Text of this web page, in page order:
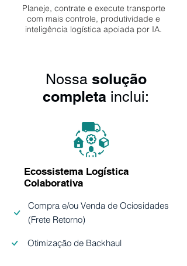
Planeje, contrate e execute transporte
com mais controle, produtividade e
inteligência logística apoiada por IA.
Nossa solução
completa inclui:
Ecossistema Logística
Colaborativa
Compra e/ou Venda de Ociosidades
(Frete Retorno)
Otimização de Backhaul